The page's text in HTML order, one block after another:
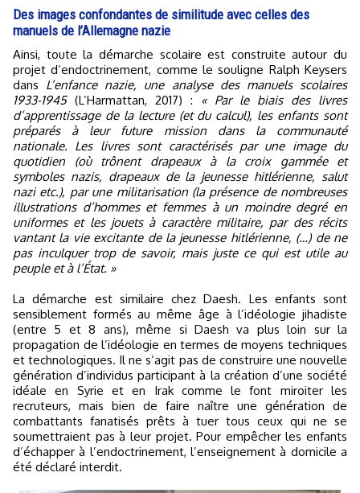
Des images confondantes de similitude avec celles des
manuels de l’Allemagne nazie
Ainsi, toute la démarche scolaire est construite autour du
projet d’endoctrinement, comme le souligne Ralph Keysers
dans L’enfance nazie, une analyse des manuels scolaires
1933-1945(L’Harmattan, 2017) :
« Par le biais des livres
d’apprentissage de la lecture (et du calcul), les enfants sont
préparés à leur future mission dans la communauté
nationale. Les livres sont caractérisés par une image du
quotidien (où trônent drapeaux à la croix gammée et
symboles nazis, drapeaux de la jeunesse hitlérienne, salut
nazi etc.), par une militarisation (la présence de nombreuses
illustrations d’hommes et femmes à un moindre degré en
uniformes et les jouets à caractère militaire, par des récits
vantant la vie excitante de la jeunesse hitlérienne, (…) de ne
pas inculquer trop de savoir, mais juste ce qui est utile au
peuple et à l’État. »
La démarche est similaire chez Daesh. Les enfants sont
sensiblement formés au même âge à l’idéologie jihadiste
(entre 5 et 8 ans), même si Daesh va plus loin sur la
propagation de l’idéologie en termes de moyens techniques
et technologiques. Il ne s’agit pas de construire une nouvelle
génération d’individus participant à la création d’une société
idéale en Syrie et en Irak comme le font miroiter les
recruteurs, mais bien de faire naître une génération de
combattants fanatisés prêts à tuer tous ceux qui ne se
soumettraient pas à leur projet. Pour empêcher les enfants
d’échapper à l’endoctrinement, l’enseignement à domicile a
été déclaré interdit.